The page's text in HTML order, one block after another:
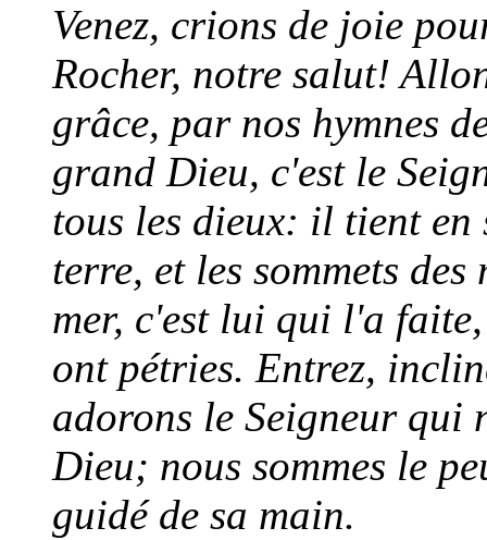
Venez, crions de joie
Rocher, notre salut!
grâce, par nos hymnes
grand Dieu, c'est le
tous les dieux: il tient
terre, et les sommets
mer, c'est lui qui l'a
ont pétries. Entrez,
adorons le Seigneur qui
Dieu; nous sommes le
guidé de sa main.